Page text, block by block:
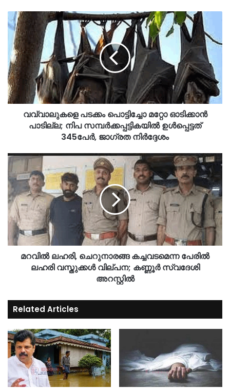
വവ്വാലുകളെ പടക്കം പൊട്ടിച്ചോ മറ്റോ ഓടിക്കാന്‍
പാടില്ല; നിപ സമ്പര്‍ക്കപ്പട്ടികയില്‍ ഉൾപ്പെട്ടത്
345പേർ, ജാഗ്രത നിർദ്ദേശം
മറവിൽ ലഹരി, ചെറുനാരങ്ങ കച്ചവടമെന്ന പേരിൽ
ലഹരി വസ്തുക്കൾ വില്പന; കണ്ണൂർ സ്വദേശി
അറസ്റ്റിൽ
Related Articles